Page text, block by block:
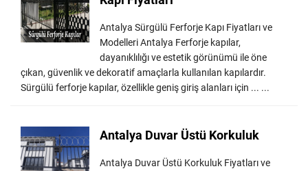
Antalya Sürgülü Ferforje Kapı Fiyatları ve
Modelleri Antalya Ferforje kapılar,
dayanıklılığı ve estetik görünümü ile öne
çıkan, güvenlik ve dekoratif amaçlarla kullanılan kapılardır.
Sürgülü ferforje kapılar, özellikle geniş giriş alanları için ... ...
Antalya Duvar Üstü Korkuluk
Antalya Duvar Üstü Korkuluk Fiyatları ve